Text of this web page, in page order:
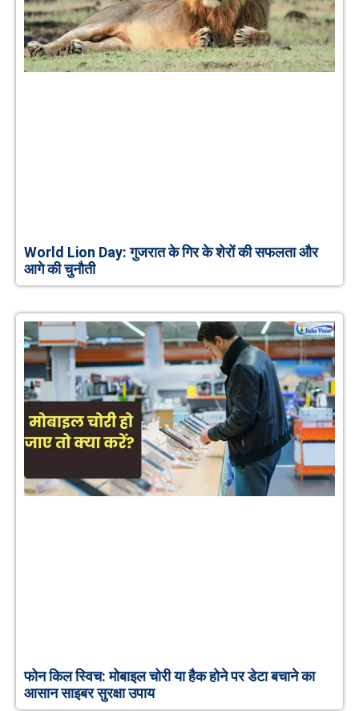
World Lion Day: गुजरात के गिर के शेरों की सफलता और
आगे की चुनौती
फोन किल स्विच: मोबाइल चोरी या हैक होने पर डेटा बचाने का
आसान साइबर सुरक्षा उपाय